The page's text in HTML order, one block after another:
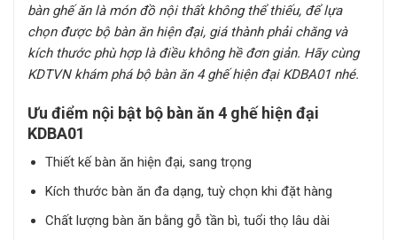
bàn ghế ăn là món đồ nội thất không thể thiếu, để lựa
chọn được bộ bàn ăn hiện đại, giá thành phải chăng và
kích thước phù hợp là điều không hề đơn giản. Hãy cùng
KDTVN khám phá bộ bàn ăn 4 ghế hiện đại KDBA01 nhé.
Ưu điểm nội bật bộ bàn ăn 4 ghế hiện đại
KDBA01
Thiết kế bàn ăn hiện đại, sang trọng
Kích thước bàn ăn đa dạng, tuỳ chọn khi đặt hàng
Chất lượng bàn ăn bằng gỗ tần bì, tuổi thọ lâu dài